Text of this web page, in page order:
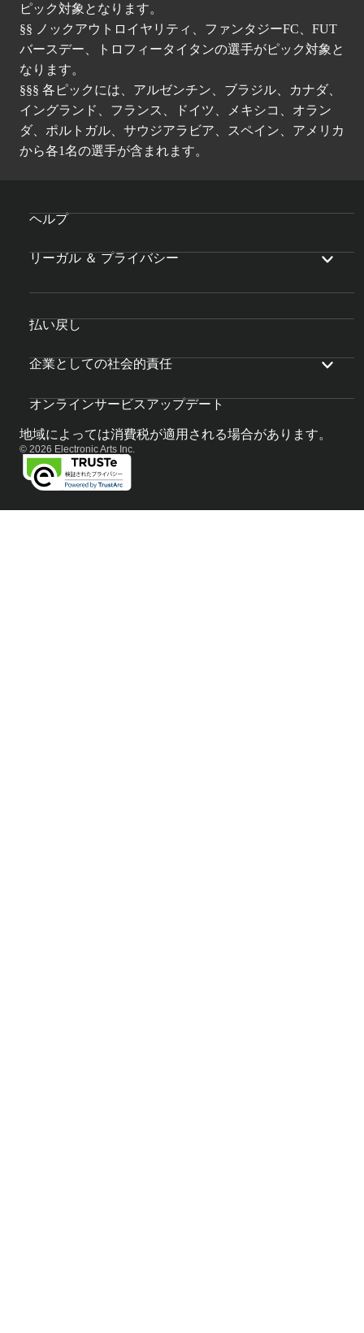
ピック対象となります。
§§ ノックアウトロイヤリティ、ファンタジーFC、FUT
バースデー、トロフィータイタンの選手がピック対象と
なります。
§§§ 各ピックには、アルゼンチン、ブラジル、カナダ、
イングランド、フランス、ドイツ、メキシコ、オラン
ダ、ポルトガル、サウジアラビア、スペイン、アメリカ
から各1名の選手が含まれます。
ヘルプ
リーガル ＆ プライバシー
払い戻し
企業としての社会的責任
オンラインサービスアップデート
地域によっては消費税が適用される場合があります。
© 2026 Electronic Arts Inc.